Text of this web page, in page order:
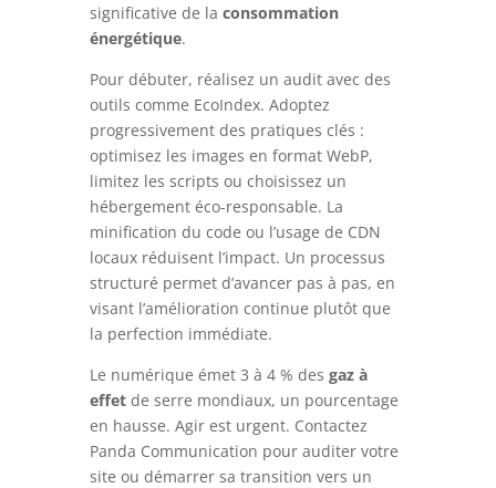
significative de la consommation
énergétique.
Pour débuter, réalisez un audit avec des
outils comme EcoIndex. Adoptez
progressivement des pratiques clés :
optimisez les images en format WebP,
limitez les scripts ou choisissez un
hébergement éco-responsable. La
minification du code ou l’usage de CDN
locaux réduisent l’impact. Un processus
structuré permet d’avancer pas à pas, en
visant l’amélioration continue plutôt que
la perfection immédiate.
Le numérique émet 3 à 4 % des gaz à
effetde serre mondiaux, un pourcentage
en hausse. Agir est urgent. Contactez
Panda Communication pour auditer votre
site ou démarrer sa transition vers un